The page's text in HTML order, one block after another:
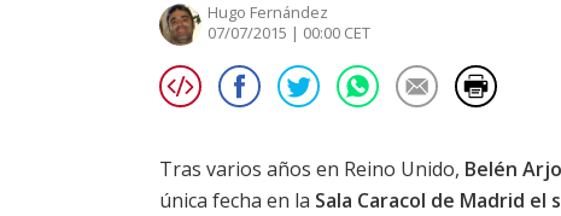
Hugo Fernández
07/07/2015 | 00:00 CET
Tras varios años en Reino Unido, Belén
única fecha en la Sala Caracol de Madrid el